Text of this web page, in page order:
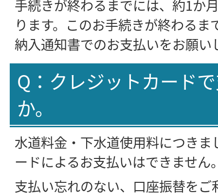
手続きが終わるまでには、約1か
ります。このお手続きが終わるま
納入通知書でのお支払いをお願い
Q：クレジットカード
か。
水道料金・下水道使用料につきま
ードによるお支払いはできません
支払い忘れのない、口座振替をご